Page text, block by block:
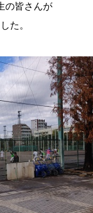
の皆さんが
た。